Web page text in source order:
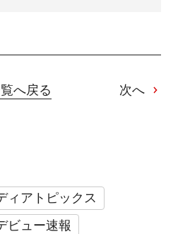
へ戻る 次へ
ィアトピックス
ビュー速報